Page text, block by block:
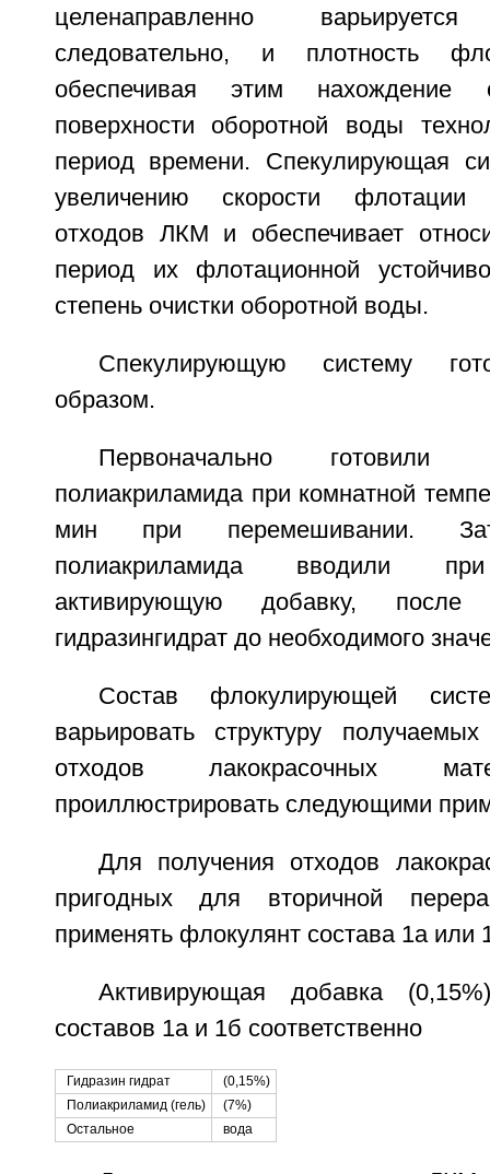
целенаправленно
следовательно, и плотность
обеспечивая этим
поверхности оборотной воды
период времени. Спекулирующая
увеличению скорости флотации
отходов ЛКМ и обеспечивает
период их флотационной
степень очистки оборотной воды.
Спекулирующую систему
образом.
Первоначально готовили
полиакриламида при комнатной
мин при перемешивании.
полиакриламида вводили
активирующую добавку, после
гидразингидрат до необходимого
Состав флокулирующей
варьировать структуру
отходов лакокрасочных
проиллюстрировать следующими
Для получения отходов
пригодных для вторичной
применять флокулянт состава 1а или
Активирующая добавка
составов 1а и 1б соответственно
Гидразин гидрат
(0,15%)
Полиакриламид (гель)
(7%)
Остальное
вода